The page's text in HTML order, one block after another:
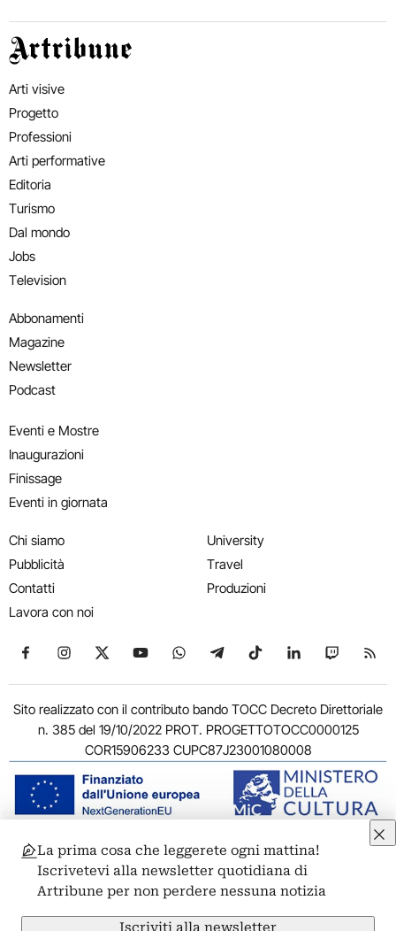
Artribune
Arti visive
Progetto
Professioni
Arti performative
Editoria
Turismo
Dal mondo
Jobs
Television
Abbonamenti
Magazine
Newsletter
Podcast
Eventi e Mostre
Inaugurazioni
Finissage
Eventi in giornata
Chi siamo
Pubblicità
Contatti
Lavora con noi
University
Travel
Produzioni
Seguici su Facebook
Seguici su Instagram
Seguici su X
Seguici su YouTube
Seguici su WhatsApp
Seguici su Telegram
Seguici su TikTok
Seguici su
Seguici
Sito realizzato con il contributo bando TOCC Decreto Direttoriale
n. 385 del 19/10/2022 PROT. PROGETTOTOCC0000125
COR15906233 CUPC87J23001080008
© 2011-2026 ARTRIBUNE srl – Corso Vittorio Emanuele II, 287 –
00186 Roma - P.I. 11381581005
Privacy: Responsabile della protezione dei dati personali
ARTRIBUNE srl – Corso Vittorio Emanuele II, 287 – 00186 Roma
La prima cosa che leggerete ogni mattina!
Iscrivetevi alla newsletter quotidiana di
Artribune per non perdere nessuna notizia
Iscriviti alla newsletter